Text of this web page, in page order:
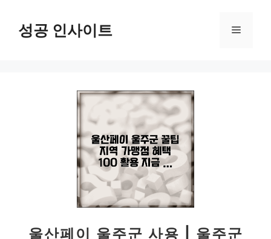
성공 인사이트 메
울산페이 울주군 사용 | 울주군